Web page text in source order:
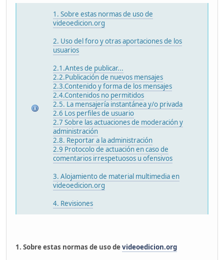
1. Sobre estas normas de uso de
videoedicion.org
2. Uso del foro y otras aportaciones de los
usuarios
2.1.Antes de publicar...
2.2.Publicación de nuevos mensajes
2.3.Contenido y forma de los mensajes
2.4.Contenidos no permitidos
2.5. La mensajería instantánea y/o privada
2.6 Los perfiles de usuario
2.7 Sobre las actuaciones de moderación y
administración
2.8. Reportar a la administración
2.9 Protocolo de actuación en caso de
comentarios irrespetuosos u ofensivos
3. Alojamiento de material multimedia en
videoedicion.org
4. Revisiones
1. Sobre estas normas de uso devideoedicion.org